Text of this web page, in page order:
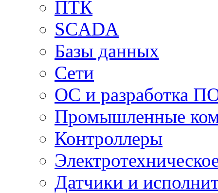
ПТК
SCADA
Базы данных
Сети
ОС и разработка
Промышленные
Контроллеры
Датчики и